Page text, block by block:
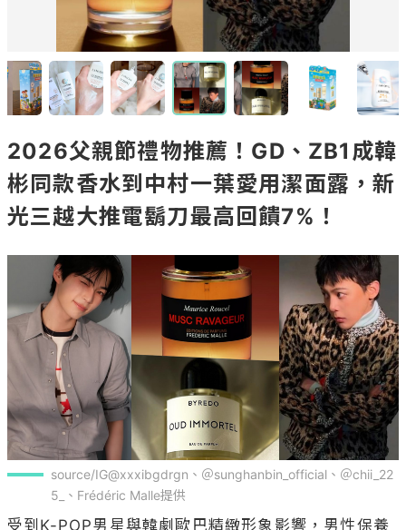
2026父親節禮物推薦！GD、ZB1成韓
彬同款香水到中村一葉愛用潔面露，新
光三越大推電鬍刀最高回饋7%！
source/IG@xxxibgdrgn、＠sunghanbin_official、＠chii_22
5_、Frédéric Malle提供
受到K-POP男星與韓劇歐巴精緻形象影響，男性保養